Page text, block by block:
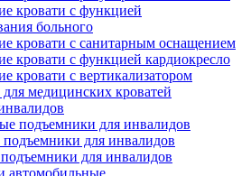
кровати с функцией
больного
кровати с санитарным оснащением
кровати с функцией кардиокресло
кровати с вертикализатором
медицинских кроватей
подъемники для инвалидов
для инвалидов
для инвалидов
автомобильные